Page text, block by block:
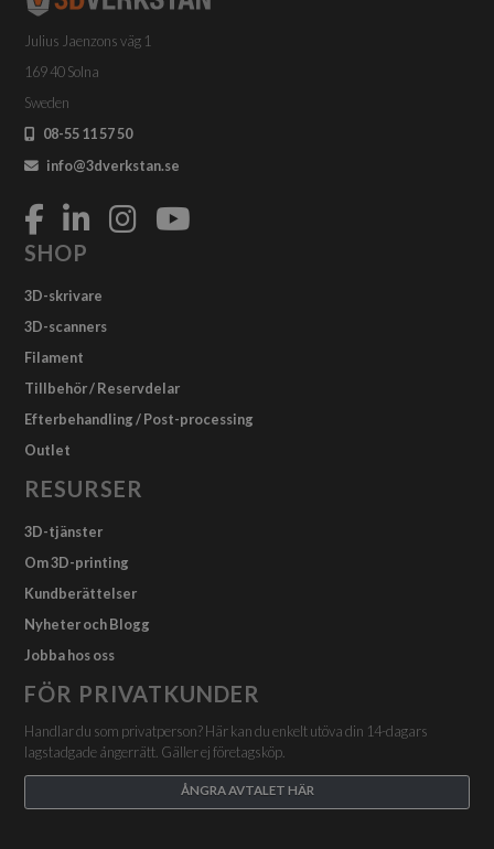
Julius Jaenzons väg 1
169 40 Solna
Sweden
08-55 11 57 50
info@3dverkstan.se
SHOP
3D-skrivare
3D-scanners
Filament
Tillbehör / Reservdelar
Efterbehandling / Post-processing
Outlet
RESURSER
3D-tjänster
Om 3D-printing
Kundberättelser
Nyheter och Blogg
Jobba hos oss
FÖR PRIVATKUNDER
Handlar du som privatperson? Här kan du enkelt utöva din 14-dagars
lagstadgade ångerrätt. Gäller ej företagsköp.
ÅNGRA AVTALET HÄR